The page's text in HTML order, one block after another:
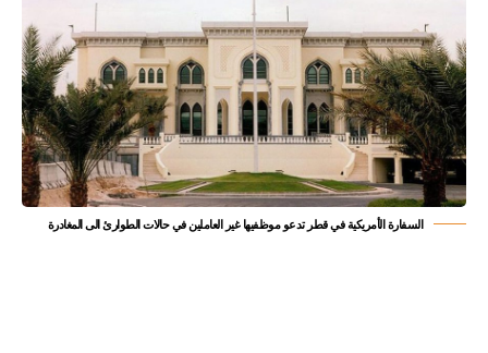
السفارة الأمريكية في قطر تدعو موظفيها غير العاملين في حالات الطوارئ الى المغادرة